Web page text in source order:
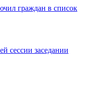
граждан в список
сессии заседании